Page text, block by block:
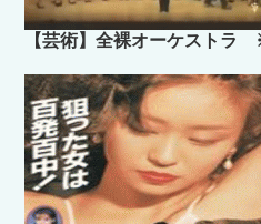
【芸術】全裸オーケストラ